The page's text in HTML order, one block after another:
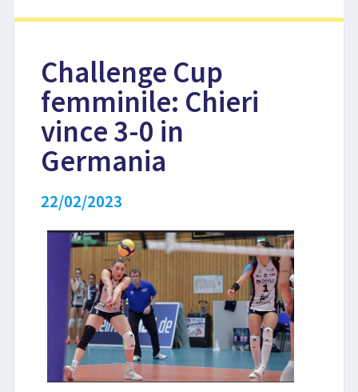
COMPETIZIONI
EVENTI
LIBRI
Challenge Cup
femminile: Chieri
vince 3-0 in
Germania
22/02/2023